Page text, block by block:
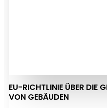
EU-RICHTLINIE ÜBER DIE
VON GEBÄUDEN